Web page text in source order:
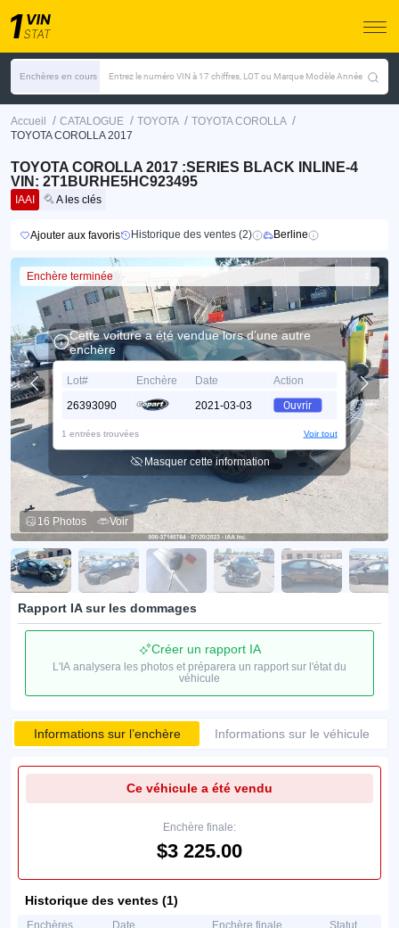
Enchères en cours Entrez le numéro VIN à 17 chiffres, LOT ou Marque Modèle Année
Accueil / CATALOGUE / TOYOTA / TOYOTA COROLLA /
TOYOTA COROLLA 2017
TOYOTA COROLLA 2017 :SERIES BLACK INLINE-4
VIN: 2T1BURHE5HC923495
IAAI A les clés
Ajouter aux favoris Historique des ventes (2) Berline
Enchère terminée
16 Photos Voir
Cette voiture a été vendue lors d’une autre
enchère
Lot# Enchère Date
Action
26393090
2021-03-03 Ouvrir
1 entrées trouvées Voir tout
Masquer cette information
Rapport IA sur les dommages
Créer un rapport IA
L'IA analysera les photos et préparera un rapport sur l'état du
véhicule
Informations sur l’enchère Informations sur le véhicule
Ce véhicule a été vendu
Enchère finale:
$3 225.00
Historique des ventes (1)
Enchères Date Enchère finale Statut